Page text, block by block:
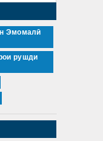
Эмомалӣ
рушди